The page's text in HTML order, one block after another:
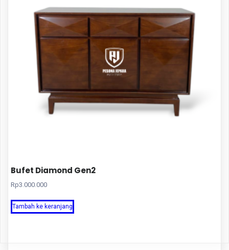
Bufet Diamond Gen2
Rp3.000.000
Tambah ke keranjang